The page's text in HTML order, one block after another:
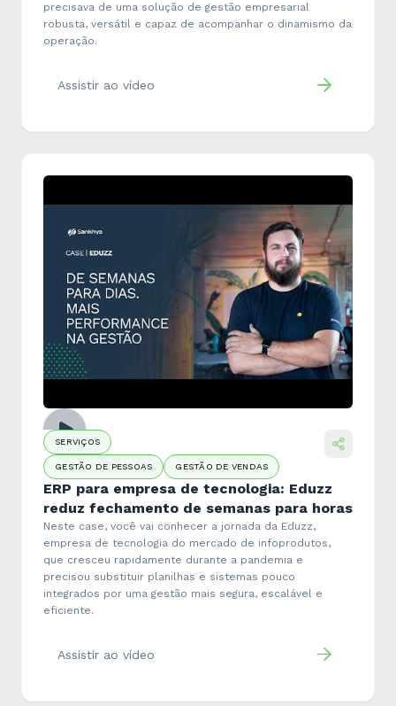
precisava de uma solução de gestão empresarial
robusta, versátil e capaz de acompanhar o dinamismo da
operação.
Assistir ao vídeo
SERVIÇOS
GESTÃO DE PESSOAS GESTÃO DE VENDAS
ERP para empresa de tecnologia: Eduzz
reduz fechamento de semanas para horas
Neste case, você vai conhecer a jornada da Eduzz,
empresa de tecnologia do mercado de infoprodutos,
que cresceu rapidamente durante a pandemia e
precisou substituir planilhas e sistemas pouco
integrados por uma gestão mais segura, escalável e
eficiente.
Assistir ao vídeo